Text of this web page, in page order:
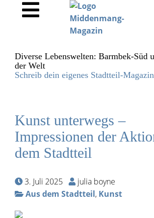
Diverse Lebenswelten: Barmbek-Süd
der Welt
Schreib dein eigenes Stadtteil-
Kunst unterwegs –
Impressionen der
dem Stadtteil
3. Juli 2025
julia boyne
Aus dem Stadtteil, Kunst